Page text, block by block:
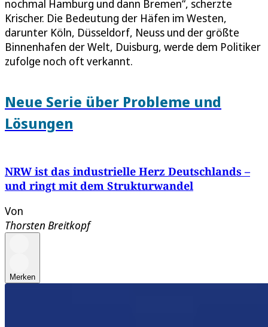
nochmal Hamburg und dann Bremen“, scherzte
Krischer. Die Bedeutung der Häfen im Westen,
darunter Köln, Düsseldorf, Neuss und der größte
Binnenhafen der Welt, Duisburg, werde dem Politiker
zufolge noch oft verkannt.
Neue Serie über Probleme und
Lösungen
NRW ist das industrielle Herz Deutschlands –
und ringt mit dem Strukturwandel
Von
Thorsten Breitkopf
Merken